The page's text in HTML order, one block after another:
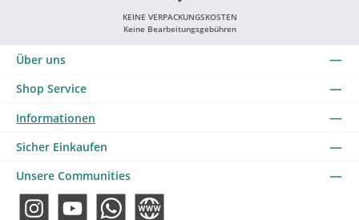
KEINE VERPACKUNGSKOSTEN
Keine Bearbeitungsgebühren
Über uns
Shop Service
Informationen
Sicher Einkaufen
Unsere Communities
InstagramYouTube WhatsAppWebsite